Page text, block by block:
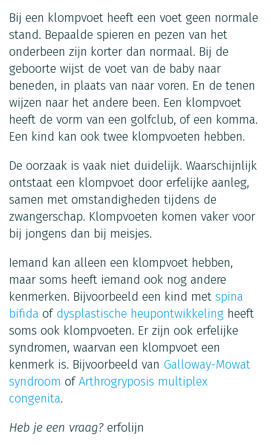
Bij een klompvoet heeft een voet geen normale
stand. Bepaalde spieren en pezen van het
onderbeen zijn korter dan normaal. Bij de
geboorte wijst de voet van de baby naar
beneden, in plaats van naar voren. En de tenen
wijzen naar het andere been. Een klompvoet
heeft de vorm van een golfclub, of een komma.
Een kind kan ook twee klompvoeten hebben.
De oorzaak is vaak niet duidelijk. Waarschijnlijk
ontstaat een klompvoet door erfelijke aanleg,
samen met omstandigheden tijdens de
zwangerschap. Klompvoeten komen vaker voor
bij jongens dan bij meisjes.
Iemand kan alleen een klompvoet hebben,
maar soms heeft iemand ook nog andere
kenmerken. Bijvoorbeeld een kind met spina
bifida of dysplastische heupontwikkeling heeft
soms ook klompvoeten. Er zijn ook erfelijke
syndromen, waarvan een klompvoet een
kenmerk is. Bijvoorbeeld van Galloway-Mowat
syndroom of Arthrogryposis multiplex
congenita.
Heb je een vraag? erfolijn